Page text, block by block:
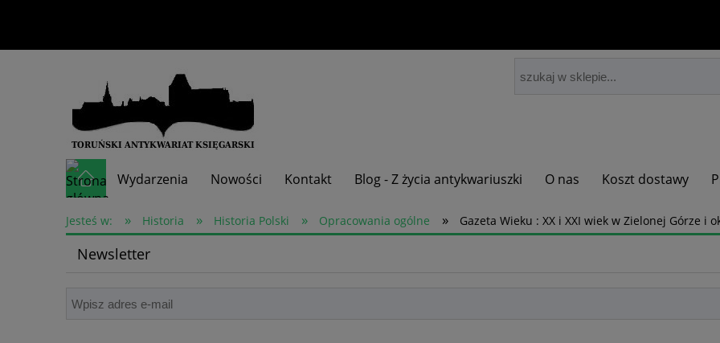
Wydarzenia Nowości Kontakt Blog - Z życia antykwariuszki O nas Koszt dostawy
Skup książek
Jesteś w: » Historia » Historia Polski » Opracowania ogólne » Gazeta Wieku : XX i XXI wiek w Zielonej Górze i
Newsletter